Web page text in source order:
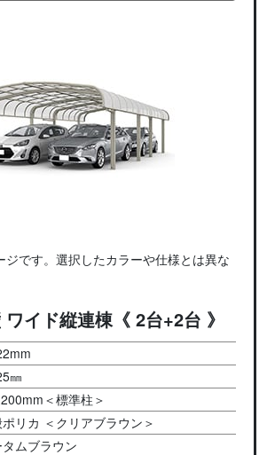
ジです。選択したカラーや仕様とは異な
イド縦連棟《 2台+2台 》
㎜
＜標準柱＞
リカ ＜クリアブラウン＞
ムブラウン